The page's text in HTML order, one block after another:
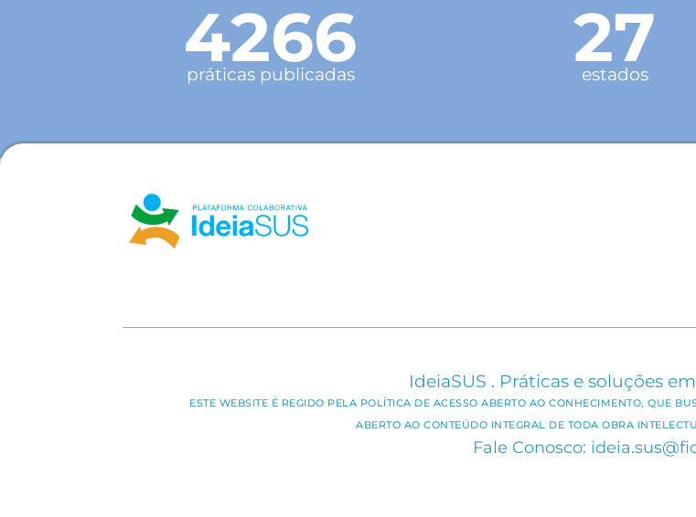
4266
práticas publicadas 27
estados
IdeiaSUS . Práticas e soluções
ESTE WEBSITE É REGIDO PELA POLÍTICA DE ACESSO ABERTO AO CONHECIMENTO, QUE
ABERTO AO CONTEÚDO INTEGRAL DE TODA OBRA
Fale Conosco: